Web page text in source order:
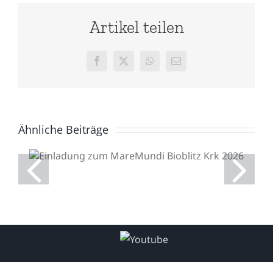
Artikel teilen
Facebook
X WhatsApp
E-
Ähnliche BeiträgeEinladung zum
MareMundi Bioblitz Krk